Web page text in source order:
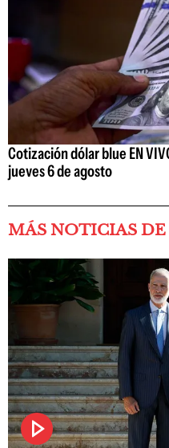
Cotización dólar blue EN
jueves 6 de agosto
MÁS NOTICIAS DE